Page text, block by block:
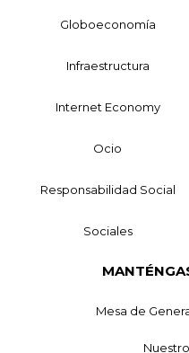
Globoeconomía
Infraestructura
Internet Economy
Ocio
Responsabilidad Social
Sociales
Mesa de